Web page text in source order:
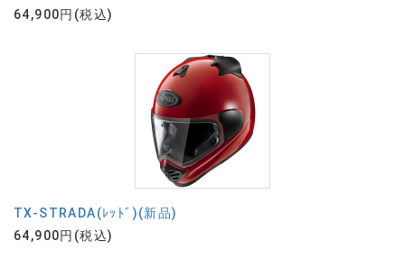
64,900円(税込)
TX-STRADA(ﾚｯﾄﾞ)(新品)
64,900円(税込)